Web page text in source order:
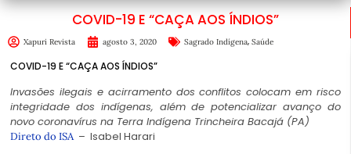
COVID-19 E “CAÇA AOS ÍNDIOS”
Xapuri Revista agosto 3, 2020 Sagrado Indígena, Saúde
COVID-19 E “CAÇA AOS ÍNDIOS”
Invasões ilegais e acirramento dos conflitos colocam em risco
integridade dos indígenas, além de potencializar avanço do
novo coronavírus na Terra Indígena Trincheira Bacajá (PA)
Direto do ISA– Isabel Harari